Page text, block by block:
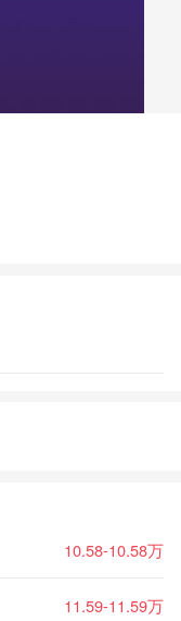
10.58-10.58万
11.59-11.59万